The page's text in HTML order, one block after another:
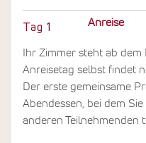
Tag 1 Anreise
Ihr Zimmer steht ab
Anreisetag selbst findet
Der erste gemeinsame
Abendessen, bei dem
anderen Teilnehmenden